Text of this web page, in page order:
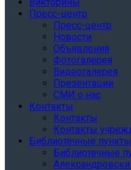
Викторины
Пресс-центр
Пресс-центр
Новости
Объявления
Фотогалерея
Видеогалерея
Презентации
СМИ о нас
Контакты
Контакты
Контакты
Библиотечные пункты
Библиотечные